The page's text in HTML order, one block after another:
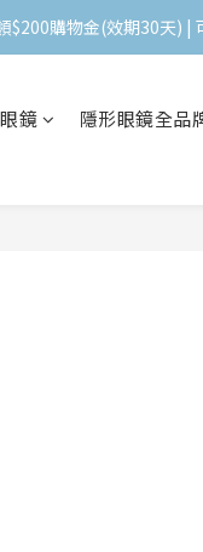
$200購物金(效期30天) |
$200購物金(效期30天) |
登入領取 < 本月免運券
鏡 隱形眼鏡全品